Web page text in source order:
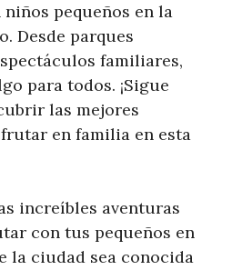
pequeños en la
Desde parques
familiares,
para todos. ¡Sigue
las mejores
en familia en esta
increíbles aventuras
con tus pequeños en
la ciudad sea conocida